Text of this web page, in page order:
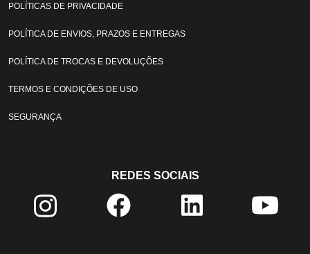
POLÍTICAS DE PRIVACIDADE
POLÍTICA DE ENVIOS, PRAZOS E ENTREGAS
POLÍTICA DE TROCAS E DEVOLUÇÕES
TERMOS E CONDIÇÕES DE USO
SEGURANÇA
REDES SOCIAIS